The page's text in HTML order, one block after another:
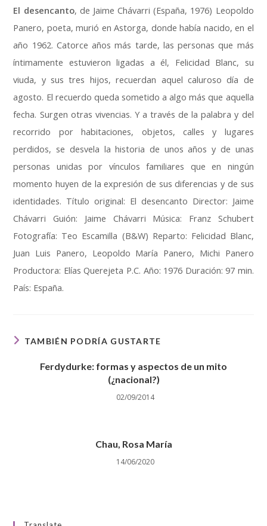
El desencanto, de Jaime Chávarri (España, 1976) Leopoldo
Panero, poeta, murió en Astorga, donde había nacido, en el
año 1962. Catorce años más tarde, las personas que más
íntimamente estuvieron ligadas a él, Felicidad Blanc, su
viuda, y sus tres hijos, recuerdan aquel caluroso día de
agosto. El recuerdo queda sometido a algo más que aquella
fecha. Surgen otras vivencias. Y a través de la palabra y del
recorrido por habitaciones, objetos, calles y lugares
perdidos, se desvela la historia de unos años y de unas
personas unidas por vínculos familiares que en ningún
momento huyen de la expresión de sus diferencias y de sus
identidades. Título original: El desencanto Director: Jaime
Chávarri Guión: Jaime Chávarri Música: Franz Schubert
Fotografía: Teo Escamilla (B&W) Reparto: Felicidad Blanc,
Juan Luis Panero, Leopoldo María Panero, Michi Panero
Productora: Elías Querejeta P.C. Año: 1976 Duración: 97 min.
País: España.
TAMBIÉN PODRÍA GUSTARTE
Ferdydurke: formas y aspectos de un mito
(¿nacional?)
02/09/2014
Chau, Rosa María
14/06/2020